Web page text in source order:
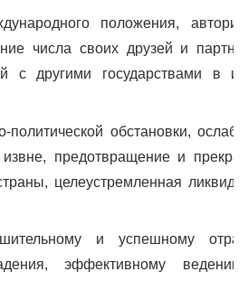
положения,
числа своих друзей и
с другими государствами в
обстановки,
извне, предотвращение и
целеустремленная
и успешному
эффективному